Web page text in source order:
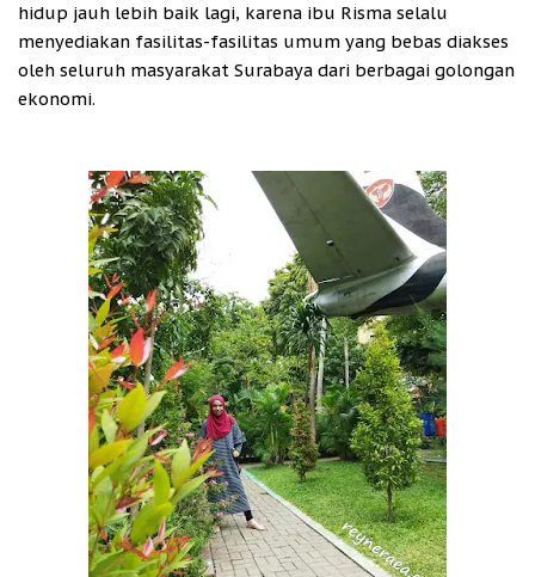
hidup jauh lebih baik lagi, karena ibu Risma selalu
menyediakan fasilitas-fasilitas umum yang bebas diakses
oleh seluruh masyarakat Surabaya dari berbagai golongan
ekonomi.